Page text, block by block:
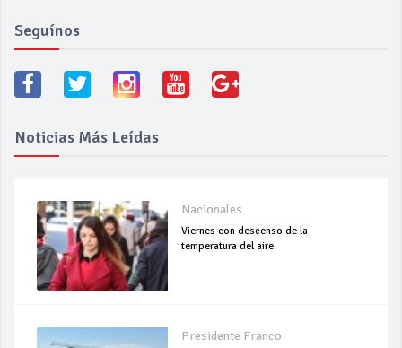
Seguínos
Noticias Más Leídas
Nacionales
Viernes con descenso de la
temperatura del aire
Presidente Franco